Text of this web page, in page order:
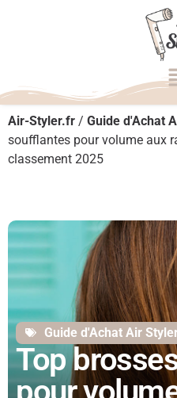
Air-Styler.fr / Guide d'Achat
soufflantes pour volume aux
classement 2025
Guide d'Achat Air
Top